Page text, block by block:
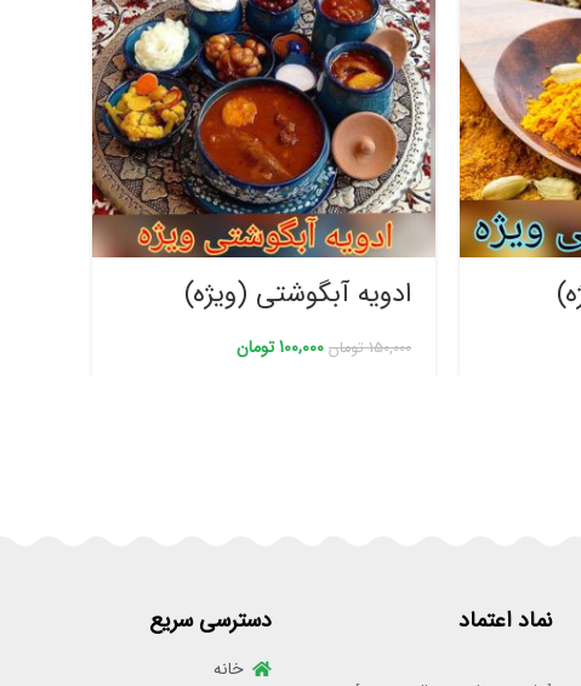
ادویه آبگوشتی (ویژه)
150,000 تومان 100,000تومان
نماد اعتماد دسترسی سریع
خانه